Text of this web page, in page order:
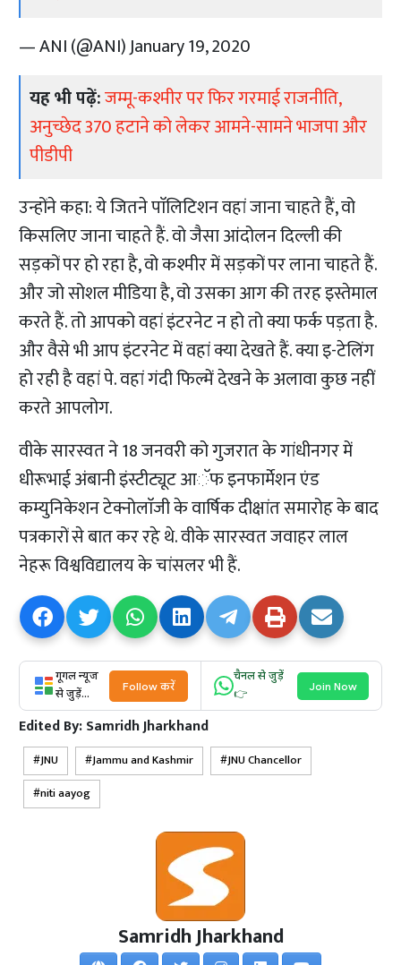
— ANI (@ANI)January 19, 2020
यह भी पढ़ें:जम्मू-कश्मीर पर फिर गरमाई राजनीति,
अनुच्छेद 370 हटाने को लेकर आमने-सामने भाजपा और
पीडीपी
उन्होंने कहा: ये जितने पाॅलिटिशन वहां जाना चाहते हैं, वो
किसलिए जाना चाहते हैं. वो जैसा आंदोलन दिल्ली की
सड़कों पर हो रहा है, वो कश्मीर में सड़कों पर लाना चाहते हैं.
और जो सोशल मीडिया है, वो उसका आग की तरह इस्तेमाल
करते हैं. तो आपको वहां इंटरनेट न हो तो क्या फर्क पड़ता है.
और वैसे भी आप इंटरनेट में वहां क्या देखते हैं. क्या इ-टेलिंग
हो रही है वहां पे. वहां गंदी फिल्में देखने के अलावा कुछ नहीं
करते आपलोग.
वीके सारस्वत ने 18 जनवरी को गुजरात के गांधीनगर में
धीरूभाई अंबानी इंस्टीट्यूट आॅफ इनफार्मेशन एंड
कम्युनिकेशन टेक्नोलाॅजी के वार्षिक दीक्षांत समारोह के बाद
पत्रकारों से बात कर रहे थे. वीके सारस्वत जवाहर लाल
नेहरू विश्वविद्यालय के चांसलर भी हैं.
गूगल न्यूज
से जुड़ें...
Follow करें
चैनल से जुड़ें
👉
Join Now
Edited By:Samridh Jharkhand
JNU Jammu and Kashmir
JNU Chancellor
niti aayog
Samridh Jharkhand